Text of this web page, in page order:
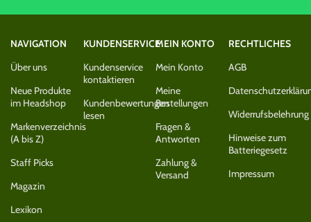
NAVIGATION
Über uns
Neue Produkte
im Headshop
Markenverzeichnis
(A bis Z)
Staff Picks
Magazin
Lexikon
KUNDENSERVICE
Kundenservice
kontaktieren
Kundenbewertungen
lesen
MEIN KONTO
Mein Konto
Meine
Bestellungen
Fragen &
Antworten
Zahlung &
Versand
RECHTLICHES
AGB
Widerrufsbelehrung
Hinweise zum
Batteriegesetz
Impressum